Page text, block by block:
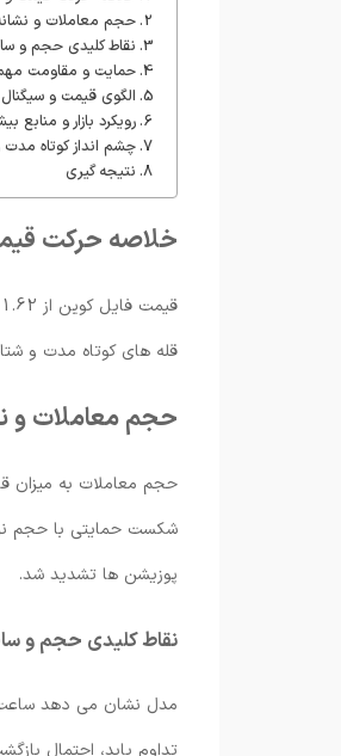
حجم معاملات و
نقاط کلیدی حجم و
حمایت و مقاومت
الگوی قیمت و
رویکرد بازار و منابع
چشم انداز کوتاه
نتیجه گیری
خلاصه حرکت
قله های کوتاه مدت و شتاب گرفتن
حجم معاملات و
پوزیشن ها تشدید شد.
نقاط کلیدی حجم و
مدل نشان می دهد ساعت
تداوم یابد، احتمال